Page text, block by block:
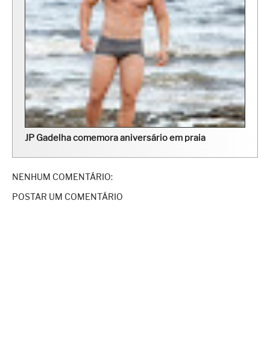
JP Gadelha comemora aniversário em praia
NENHUM COMENTÁRIO:
POSTAR UM COMENTÁRIO